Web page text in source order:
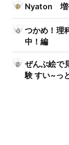
Nyaton 増
つかめ！理
中！編
ぜんぶ絵で
験 すい~っ